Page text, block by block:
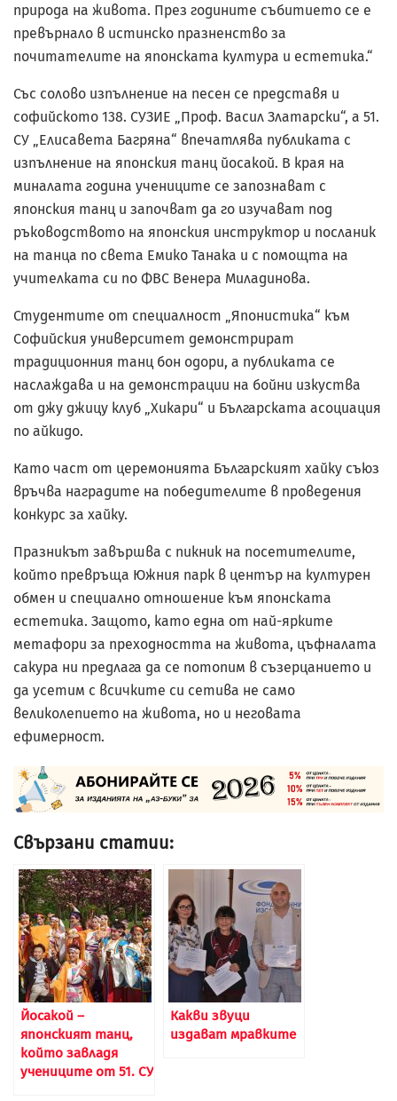
природа на живота. През годините събитието се е
превърнало в истинско празненство за
почитателите на японската култура и естетика.“
Със солово изпълнение на песен се представя и
софийското 138. СУЗИЕ „Проф. Васил Златарски“, а 51.
СУ „Елисавета Багряна“ впечатлява публиката с
изпълнение на японския танц йосакой. В края на
миналата година учениците се запознават с
японския танц и започват да го изучават под
ръководството на японския инструктор и посланик
на танца по света Емико Танака и с помощта на
учителката си по ФВС Венера Миладинова.
Студентите от специалност „Японистика“ към
Софийския университет демонстрират
традиционния танц бон одори, а публиката се
наслаждава и на демонстрации на бойни изкуства
от джу джицу клуб „Хикари“ и Българската асоциация
по айкидо.
Като част от церемонията Българският хайку съюз
връчва наградите на победителите в проведения
конкурс за хайку.
Празникът завършва с пикник на посетителите,
който превръща Южния парк в център на културен
обмен и специално отношение към японската
естетика. Защото, като една от най-ярките
метафори за преходността на живота, цъфналата
сакура ни предлага да се потопим в съзерцанието и
да усетим с всичките си сетива не само
великолепието на живота, но и неговата
ефимерност.
Свързани статии:
Йосакой –
японският танц,
който завладя
учениците от 51. СУ
Какви звуци
издават мравките